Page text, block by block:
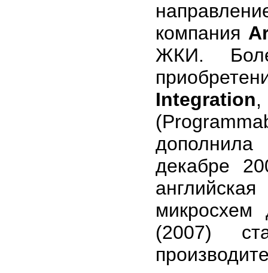
компания
ЖКИ.
Integration,
декабре
микросхем
(2007)